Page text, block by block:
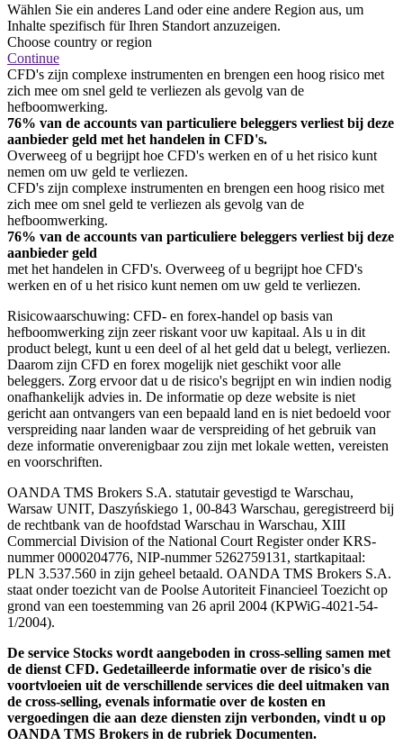
Wählen Sie ein anderes Land oder eine andere Region aus, um
Inhalte spezifisch für Ihren Standort anzuzeigen.
Choose country or region
Continue
CFD's zijn complexe instrumenten en brengen een hoog risico met
zich mee om snel geld te verliezen als gevolg van de
hefboomwerking.
76% van de accounts van particuliere beleggers verliest bij deze
aanbieder geld met het handelen in CFD's.
Overweeg of u begrijpt hoe CFD's werken en of u het risico kunt
nemen om uw geld te verliezen.
CFD's zijn complexe instrumenten en brengen een hoog risico met
zich mee om snel geld te verliezen als gevolg van de
hefboomwerking.
76% van de accounts van particuliere beleggers verliest bij deze
aanbieder geld
met het handelen in CFD's. Overweeg of u begrijpt hoe CFD's
werken en of u het risico kunt nemen om uw geld te verliezen.
Risicowaarschuwing: CFD- en forex-handel op basis van
hefboomwerking zijn zeer riskant voor uw kapitaal. Als u in dit
product belegt, kunt u een deel of al het geld dat u belegt, verliezen.
Daarom zijn CFD en forex mogelijk niet geschikt voor alle
beleggers. Zorg ervoor dat u de risico's begrijpt en win indien nodig
onafhankelijk advies in. De informatie op deze website is niet
gericht aan ontvangers van een bepaald land en is niet bedoeld voor
verspreiding naar landen waar de verspreiding of het gebruik van
deze informatie onverenigbaar zou zijn met lokale wetten, vereisten
en voorschriften.
OANDA TMS Brokers S.A. statutair gevestigd te Warschau,
Warsaw UNIT, Daszyńskiego 1, 00-843 Warschau, geregistreerd bij
de rechtbank van de hoofdstad Warschau in Warschau, XIII
Commercial Division of the National Court Register onder KRS-
nummer 0000204776, NIP-nummer 5262759131, startkapitaal:
PLN 3.537.560 in zijn geheel betaald. OANDA TMS Brokers S.A.
staat onder toezicht van de Poolse Autoriteit Financieel Toezicht op
grond van een toestemming van 26 april 2004 (KPWiG-4021-54-
1/2004).
De service Stocks wordt aangeboden in cross-selling samen met
de dienst CFD. Gedetailleerde informatie over de risico's die
voortvloeien uit de verschillende services die deel uitmaken van
de cross-selling, evenals informatie over de kosten en
vergoedingen die aan deze diensten zijn verbonden, vindt u op
OANDA TMS Brokers in de rubriek Documenten.